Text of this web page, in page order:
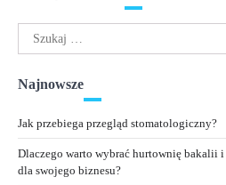
Szukaj:
Najnowsze
Jak przebiega przegląd stomatologiczny?
Dlaczego warto wybrać hurtownię bakalii
dla swojego biznesu?